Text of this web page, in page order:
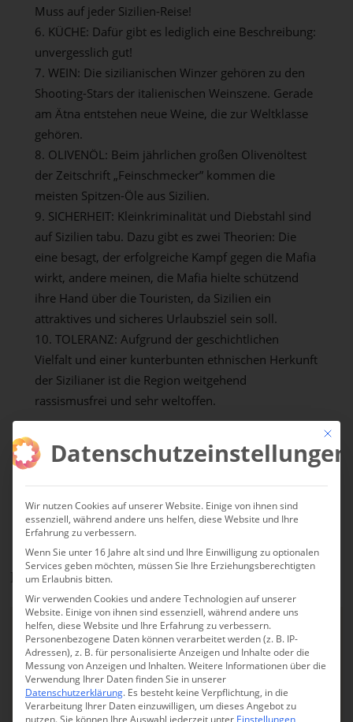
Muss auf jeder Sizilien-Reise!
KÜCHE: Dafür gibt es lediglich eine Beschreibung:
unvergesslich gut!
WEIN: Die sizilianischen Winzer gehören zu den
Shooting-Stars der italienischen Weinszene. Gerade
am Ätna entstehen neue Weine, die zur Weltklasse
gehören.
OLIVENÖL: Beim jährlichen großen Olivenöltest
der Zeitschrift „Feinschmecker” kommen die
meisten Spitzen-Öle aus Sizilien.
SICHERHEIT: Kleinkriminalität und Diebstahl sind
auf Sizilien tabu. Dazu gibt es zwei Theorien: Die
eine besagt, der erfolgreiche Kampf gegen die Mafia
wirkt, andere meinen, die Mafia hielte schützend
ihre Hand über die Touristen, da Sizilien ein
attraktives und sicheres Urlaubsziel sein soll.
TOLERANZ: Aufgrund der geschichtlichen
Vielfalt und einer kunterbunten ethnischen Herkunft
der Sizilianer ist die Region weitgehend
rassismusfrei und sehr weltoffen.
Viel Freude an unseren Boutiquehotels,
Ferienwohnungen, Tipps und Empfehlungen auf
LANDKARTE
Filtern Sie nach Ihren Vorlieben und Wünschen
Domiziltyp
Hotel 2
Villa / Ferienhaus
Mit
Datenschutzeinstellungen
Wir nutzen Cookies auf unserer Website. Einige von ihnen sind
essenziell, während andere uns helfen, diese Website und Ihre
Erfahrung zu verbessern.
Wenn Sie unter 16 Jahre alt sind und Ihre Einwilligung zu optionalen
Services geben möchten, müssen Sie Ihre Erziehungsberechtigten
um Erlaubnis bitten.
Wir verwenden Cookies und andere Technologien auf unserer
Website. Einige von ihnen sind essenziell, während andere uns
helfen, diese Website und Ihre Erfahrung zu verbessern.
Personenbezogene Daten können verarbeitet werden (z. B. IP-
Adressen), z. B. für personalisierte Anzeigen und Inhalte oder die
Messung von Anzeigen und Inhalten.Weitere Informationen über die
Verwendung Ihrer Daten finden Sie in unserer
Datenschutzerklärung. Es besteht keine Verpflichtung, in die
Verarbeitung Ihrer Daten einzuwilligen, um dieses Angebot zu
nutzen. Sie können Ihre Auswahl jederzeit unter Einstellungen